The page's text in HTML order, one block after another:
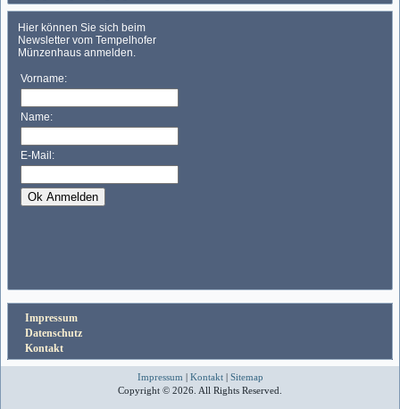
Impressum
Datenschutz
Kontakt
Impressum | Kontakt| Sitemap
Copyright © 2026. All Rights Reserved.